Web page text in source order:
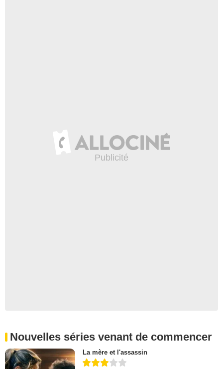
Nouvelles séries venant de commencer
La mère et l'assassin